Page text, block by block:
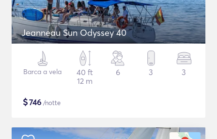
Jeanneau Sun Odyssey 40
Barca a vela
40 ft
12 m
6 3 3
$746 /notte